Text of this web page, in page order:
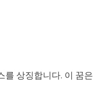
를 상징합니다. 이 꿈은